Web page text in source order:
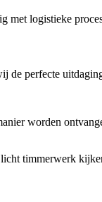
met logistieke
de perfecte
worden
timmerwerk